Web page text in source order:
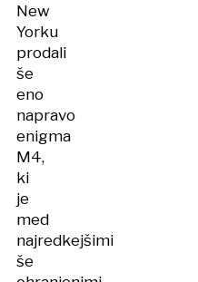
New
Yorku
prodali
še
eno
napravo
enigma
M4,
ki
je
med
najredkejšimi
še